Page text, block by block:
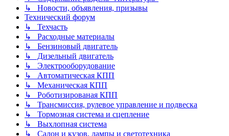
↳ Новости, объявления, призывы
Технический форум
↳ Техчасть
↳ Расходные материалы
↳ Бензиновый двигатель
↳ Дизельный двигатель
↳ Электрооборудование
↳ Автоматическая КПП
↳ Механическая КПП
↳ Роботизированая КПП
↳ Трансмиссия, рулевое управление и подвеска
↳ Тормозная система и сцепление
↳ Выхлопная система
↳ Салон и кузов, лампы и светотехника